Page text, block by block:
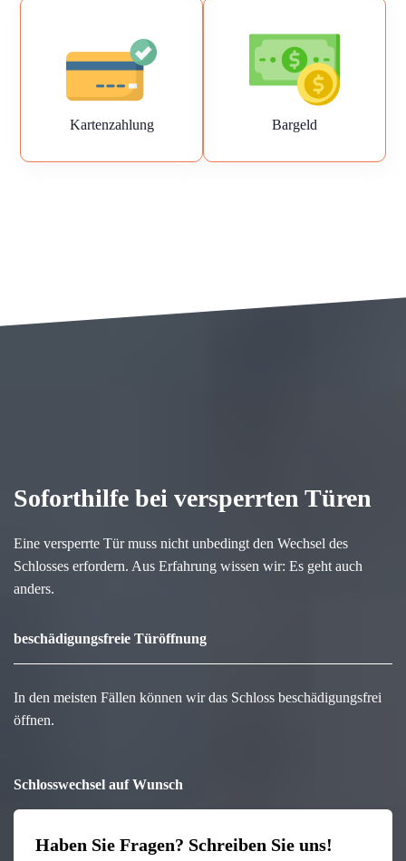
Kartenzahlung Bargeld
Soforthilfe bei versperrten Türen
Eine versperrte Tür muss nicht unbedingt den Wechsel des
Schlosses erfordern. Aus Erfahrung wissen wir: Es geht auch
anders.
beschädigungsfreie Türöffnung
In den meisten Fällen können wir das Schloss beschädigungsfrei
öffnen.
Schlosswechsel auf Wunsch
Haben Sie Fragen? Schreiben Sie uns!